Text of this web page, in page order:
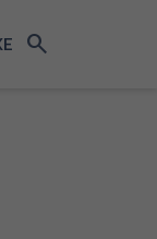
search